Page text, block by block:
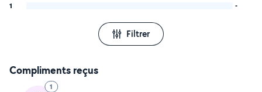
1
-
Filtrer
Compliments reçus
1